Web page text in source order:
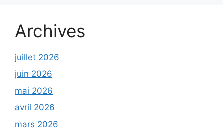
Archives
juillet 2026
juin 2026
mai 2026
avril 2026
mars 2026